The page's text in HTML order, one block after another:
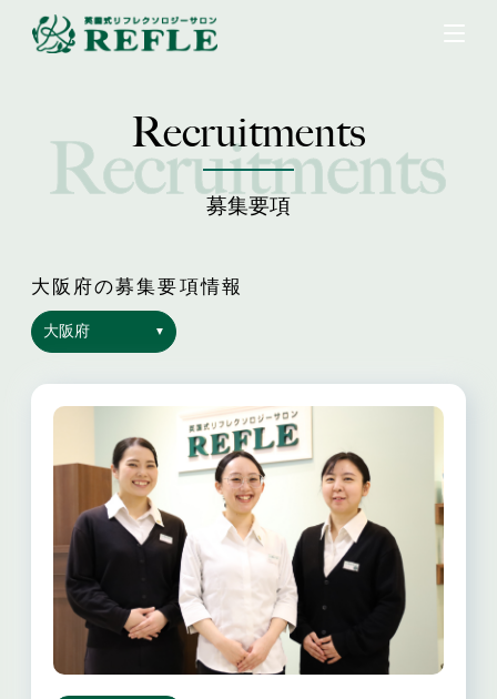
Recruitments
募集要項
大阪府の募集要項情報
大阪府